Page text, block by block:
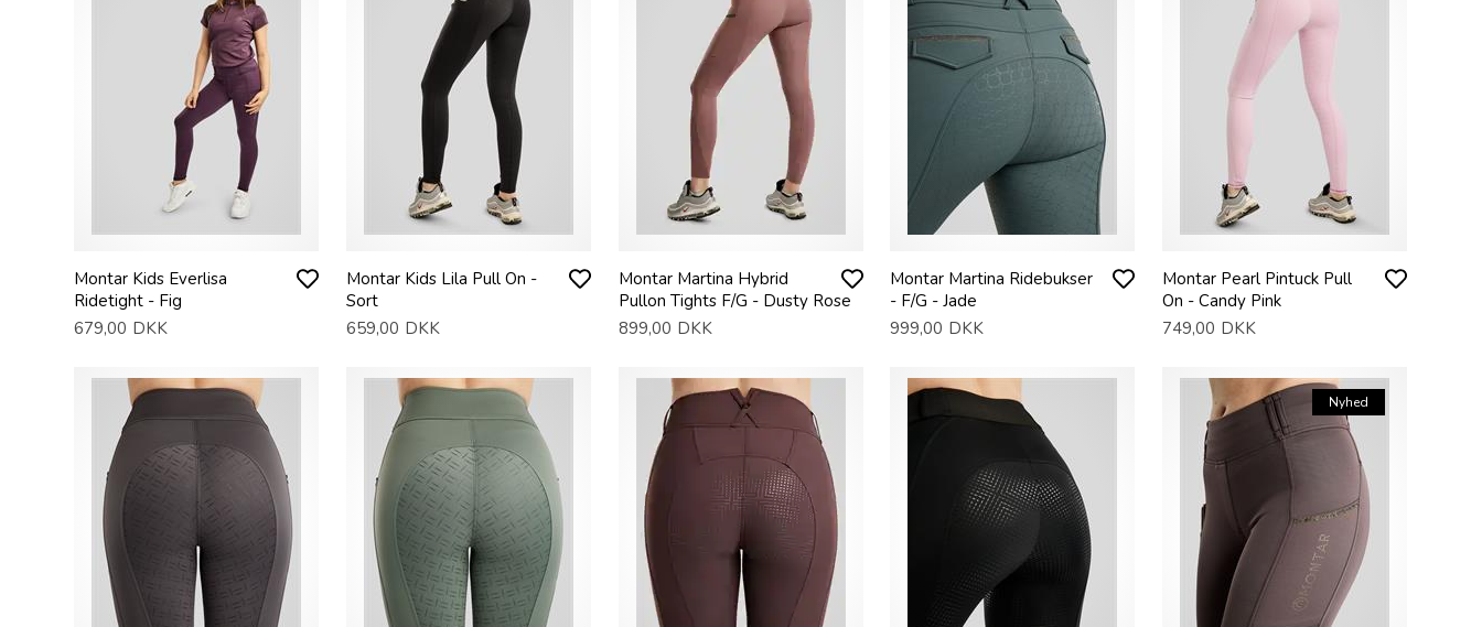
Montar Kids Everlisa
Ridetight - Fig
679,00 DKK
Montar Kids Lila Pull On -
Sort
659,00 DKK
Montar Martina Hybrid
Pullon Tights F/G - Dusty Rose
899,00 DKK
Montar Martina Ridebukser
- F/G - Jade
999,00 DKK
Montar Pearl Pintuck Pull
On - Candy Pink
749,00 DKK
Nyhed